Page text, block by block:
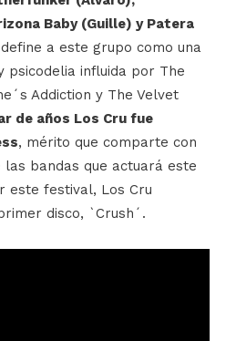
Baby (Guille) y Patera
a este grupo como una
influida por The
Addiction y The Velvet
de años Los Cru fue
, mérito que comparte con
bandas que actuará este
este festival, Los Cru
disco, `Crush´.